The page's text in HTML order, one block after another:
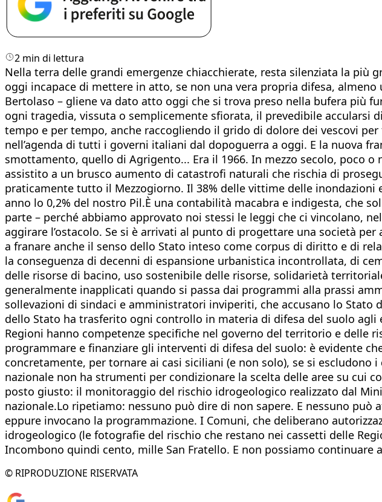
2 min di lettura
Nella terra delle grandi emergenze chiacchierate, resta silenziata la più
oggi incapace di mettere in atto, se non una vera propria difesa,
Bertolaso – gliene va dato atto oggi che si trova preso nella bufera più
ogni tragedia, vissuta o semplicemente sfiorata, il prevedibile accularsi
tempo e per tempo, anche raccogliendo il grido di dolore dei vescovi
nell’agenda di tutti i governi italiani dal dopoguerra a oggi. E la nuova
smottamento, quello di Agrigento... Era il 1966. In mezzo secolo, poco
assistito a un brusco aumento di catastrofi naturali che rischia di
praticamente tutto il Mezzogiorno. Il 38% delle vittime delle
anno lo 0,2% del nostro Pil.È una contabilità macabra e indigesta, che
parte – perché abbiamo approvato noi stessi le leggi che ci vincolano,
aggirare l’ostacolo. Se si è arrivati al punto di progettare una società
a franare anche il senso dello Stato inteso come corpus di diritto e di
la conseguenza di decenni di espansione urbanistica incontrollata, di
delle risorse di bacino, uso sostenibile delle risorse, solidarietà
generalmente inapplicati quando si passa dai programmi alla prassi
sollevazioni di sindaci e amministratori inviperiti, che accusano lo
dello Stato ha trasferito ogni controllo in materia di difesa del suolo
Regioni hanno competenze specifiche nel governo del territorio e delle
programmare e finanziare gli interventi di difesa del suolo: è evidente
concretamente, per tornare ai casi siciliani (e non solo), se si
nazionale non ha strumenti per condizionare la scelta delle aree su cui
posto giusto: il monitoraggio del rischio idrogeologico realizzato dal
nazionale.Lo ripetiamo: nessuno può dire di non sapere. E nessuno
eppure invocano la programmazione. I Comuni, che deliberano
idrogeologico (le fotografie del rischio che restano nei cassetti delle
Incombono quindi cento, mille San Fratello. E non possiamo continuare
© RIPRODUZIONE RISERVATA